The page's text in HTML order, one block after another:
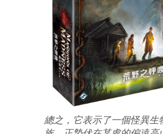
總之，它表示了一個怪異生